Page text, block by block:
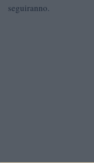
seguiranno.